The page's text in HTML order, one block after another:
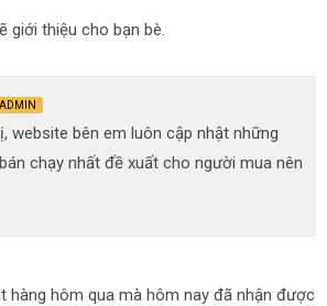
giới thiệu cho bạn bè.
ADMIN
website bên em luôn cập nhật những
chạy nhất đề xuất cho người mua nên
hàng hôm qua mà hôm nay đã nhận được